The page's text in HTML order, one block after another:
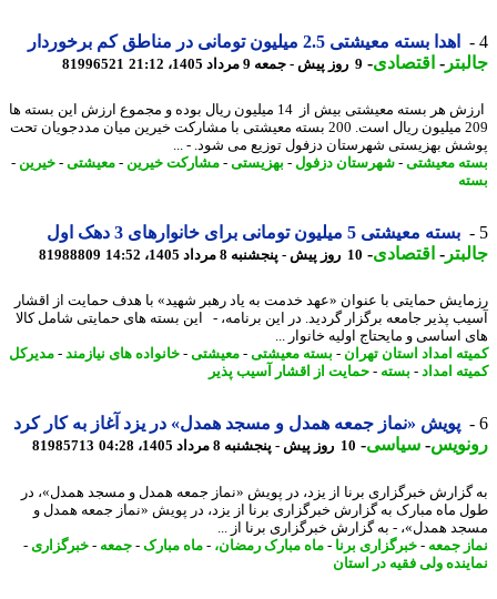
اهدا بسته معیشتی 2.5 میلیون تومانی در مناطق کم برخوردار
-اقتصادی-9 روز پیش - جمعه 9 مرداد 1405، 21:12 81996521
ارزش هر بسته معیشتی بیش از 14 میلیون ریال بوده و مجموع ارزش این بسته ها
209 میلیون ریال است. 200 بسته معیشتی با مشارکت خیرین میان مددجویان تحت
بهزیستی شهرستان دزفول توزیع می شود. - ...
معیشتی-شهرستان دزفول -بهزیستی-مشارکت خیرین- معیشتی-خیرین-
بسته معیشتی 5 میلیون تومانی برای خانوارهای 3 دهک اول
-اقتصادی-10 روز پیش - پنجشنبه 8 مرداد 1405، 14:52 81988809
حمایتی با عنوان «عهد خدمت به یاد رهبر شهید» با هدف حمایت از اقشار
پذیر جامعه برگزار گردید. در این برنامه، - این بسته های حمایتی شامل کالا
اساسی و مایحتاج اولیه خانوار ...
امداد استان تهران- بسته معیشتی-معیشتی-خانواده های نیازمند-مدیرکل
امداد -بسته-حمایت از اقشار آسیب پذیر
پویش «نماز جمعه همدل و مسجد همدل» در یزد آغاز به کار کرد
-سیاسی-10 روز پیش - پنجشنبه 8 مرداد 1405، 04:28 81985713
خبرگزاری برنا از یزد، در پویش «نماز جمعه همدل و مسجد همدل»، در
ماه مبارک به گزارش خبرگزاری برنا از یزد، در پویش «نماز جمعه همدل و
همدل»، - به گزارش خبرگزاری برنا از ...
جمعه-خبرگزاری برنا-ماه مبارک رمضان،-ماه مبارک- جمعه-خبرگزاری
ولی فقیه در استان